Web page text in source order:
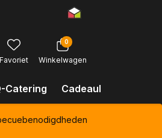
Favoriet
0
Winkelwagen
Catering Cadeaubonnen